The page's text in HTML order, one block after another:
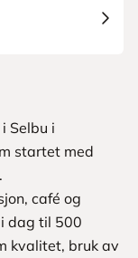
Selbu i
startet med
café og
dag til 500
kvalitet, bruk av